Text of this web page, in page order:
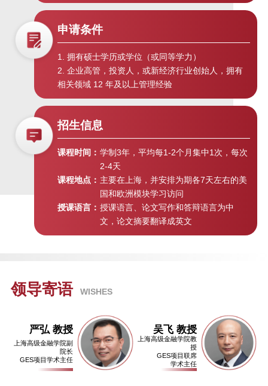
申请条件
1. 拥有硕士学历或学位（或同等学力）
2. 企业高管，投资人，或新经济行业创始人，拥有
相关领域 12 年及以上管理经验
招生信息
课程时间： 学制3年，平均每1-2个月集中1次，每次
2-4天
课程地点： 主要在上海，并安排为期各7天左右的美
国和欧洲模块学习访问
授课语言： 授课语言、论文写作和答辩语言为中
文，论文摘要翻译成英文
领导寄语 WISHES
严弘 教授
上海高级金融学院副
院长
GES项目学术主任
吴飞 教授
上海高级金融学院教
授
GES项目联席
学术主任
SAIF金融EMBA全新升级云发布会 |
“高金E讲堂”
创业板注册制启动与中国资本市场
改革 |“高金E讲堂”第十一期
全球“战疫”下国际局势的发展与走向
| “高金E讲堂”第十期
全球经济震荡下行与中国经济应对
之策 | “高金E讲堂”第九期
后疫情时代金融科技发展与助力实
体经济复苏 | “高金E讲堂”第八期
当前局势下的ESG与影响力投资 |
“高金E讲堂”第六期
后疫情时代家庭财富管理的思考 |